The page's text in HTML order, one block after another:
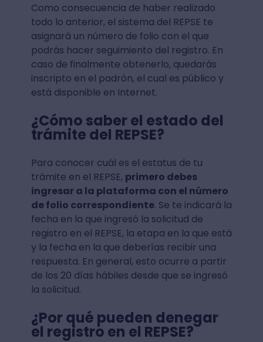
Como consecuencia de haber realizado
todo lo anterior, el sistema del REPSE te
asignará un número de folio con el que
podrás hacer seguimiento del registro. En
caso de finalmente obtenerlo, quedarás
inscripto en el padrón, el cual es público y
está disponible en Internet.
¿Cómo saber el estado del
trámite del REPSE?
Para conocer cuál es el estatus de tu
trámite en el REPSE, primero debes
ingresar a la plataforma con el número
de folio correspondiente. Se te indicará la
fecha en la que ingresó la solicitud de
registro en el REPSE, la etapa en la que está
y la fecha en la que deberías recibir una
respuesta. En general, esto ocurre a partir
de los 20 días hábiles desde que se ingresó
la solicitud.
¿Por qué pueden denegar
el registro en el REPSE?